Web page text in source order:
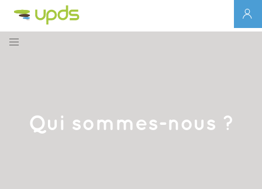
Qui sommes-nous ?